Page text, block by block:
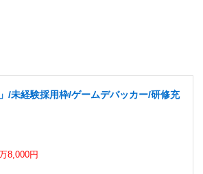
/未経験採用枠/ゲームデバッカー/研修充
8,000円